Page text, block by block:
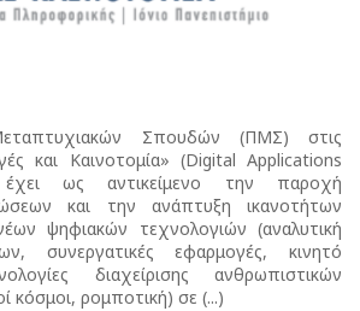
Σπουδών (ΠΜΣ) στις
και Καινοτομία» (Digital Applications
ως αντικείμενο την παροχή
και την ανάπτυξη ικανοτήτων
ψηφιακών τεχνολογιών (αναλυτική
συνεργατικές εφαρμογές, κινητό
διαχείρισης ανθρωπιστικών
κόσμοι, ρομποτική) σε (...)